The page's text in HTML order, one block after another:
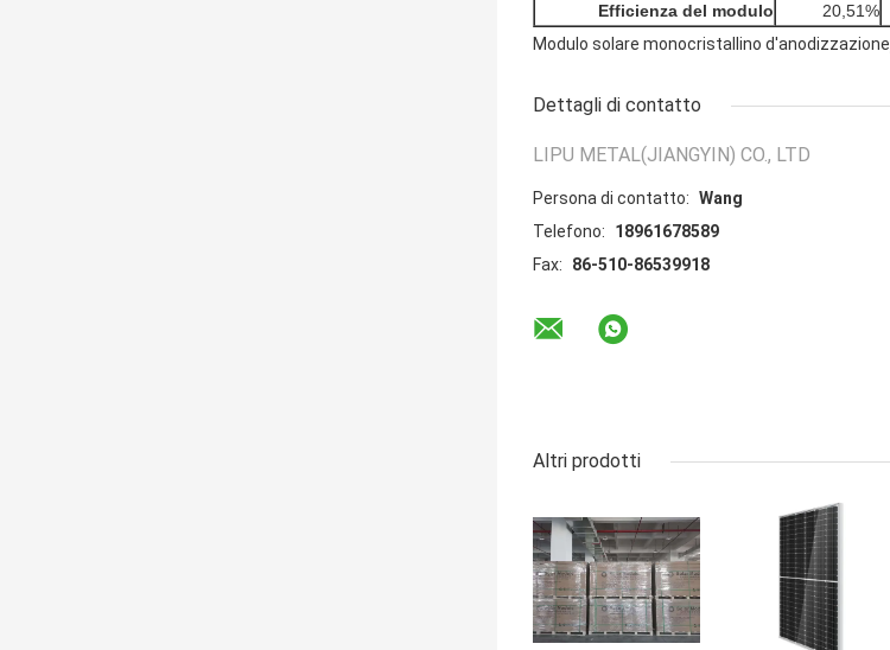
Efficienza del modulo
20,51%
Modulo solare monocristallino d'anodizzazione
Dettagli di contatto
LIPU METAL(JIANGYIN) CO., LTD
Persona di contatto: Wang
Telefono:
18961678589
Fax:
86-510-86539918
Altri prodotti